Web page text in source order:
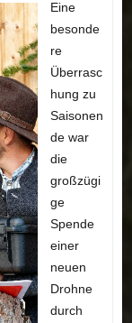
Eine
besonde
re
Überrasc
hung zu
Saisonen
de war
die
großzügi
ge
Spende
einer
neuen
Drohne
durch